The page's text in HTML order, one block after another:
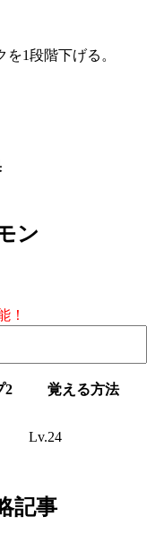
1段階下げる。
ン
！
2 覚える方法
Lv.24
記事